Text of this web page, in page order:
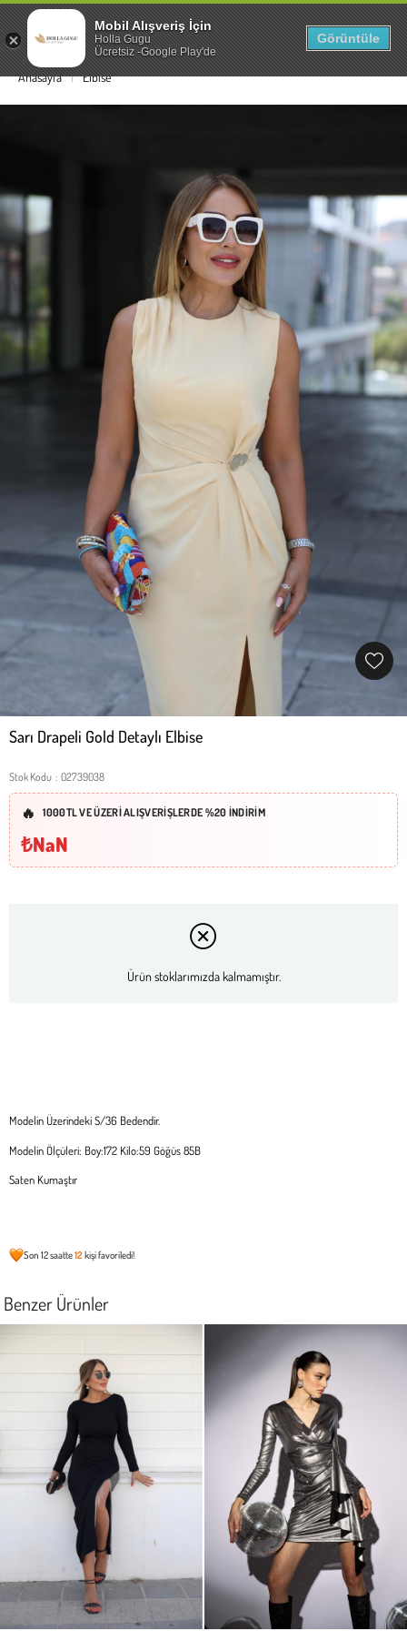
0
Anasayfa Elbise
Sarı Drapeli Gold Detaylı Elbise
Stok Kodu 02739038
1000TL VE ÜZERİ ALIŞVERİŞLERDE %20 İNDİRİM
₺NaN
Ürün stoklarımızda kalmamıştır.
Modelin Üzerindeki S/36 Bedendir.
Modelin Ölçüleri: Boy:172 Kilo:59 Göğüs 85B
Saten Kumaştır
Son 12 saatte12kişi favoriledi!
Benzer Ürünler
Mobil Alışveriş İçin
Holla Gugu
Ücretsiz -Google Play'de
Görüntüle